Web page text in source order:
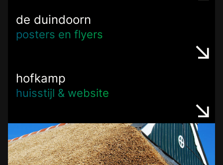
de duindoorn
posters en flyers
hofkamp
huisstijl & website